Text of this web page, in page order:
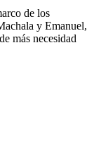
de los
y Emanuel,
más necesidad